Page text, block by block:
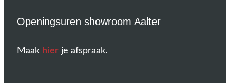
Openingsuren showroom Aalter
Maak hier je afspraak.